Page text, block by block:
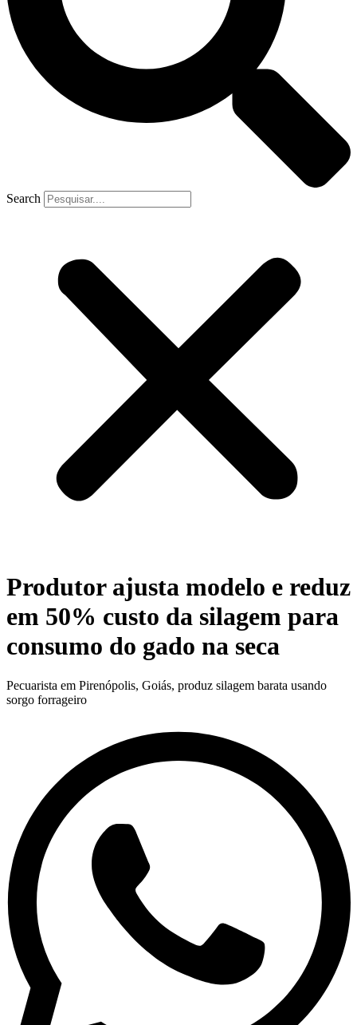
Search
Produtor ajusta modelo e reduz
em 50% custo da silagem para
consumo do gado na seca
Pecuarista em Pirenópolis, Goiás, produz silagem barata usando
sorgo forrageiro